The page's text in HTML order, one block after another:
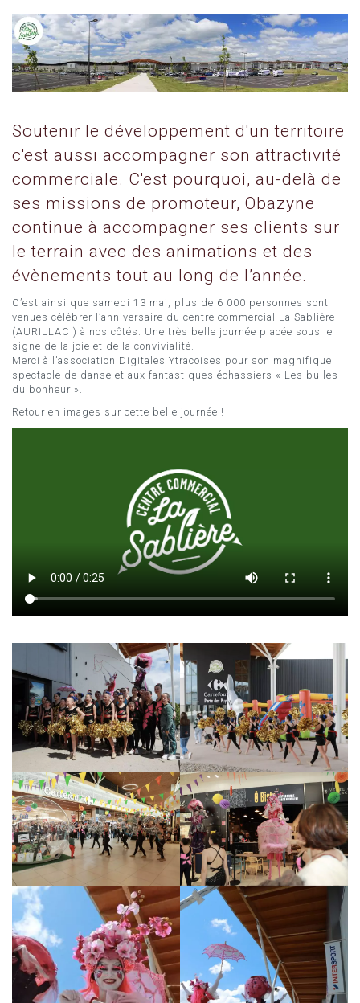
Soutenir le développement d'un territoire
c'est aussi accompagner son attractivité
commerciale. C'est pourquoi, au-delà de
ses missions de promoteur, Obazyne
continue à accompagner ses clients sur
le terrain avec des animations et des
évènements tout au long de l’année.
C’est ainsi que samedi 13 mai, plus de 6 000 personnes sont
venues célébrer l’anniversaire du centre commercial La Sablière
(AURILLAC ) à nos côtés. Une très belle journée placée sous le
signe de la joie et de la convivialité.
Merci à l’association Digitales Ytracoises pour son magnifique
spectacle de danse et aux fantastiques échassiers « Les bulles
du bonheur ».
Retour en images sur cette belle journée !